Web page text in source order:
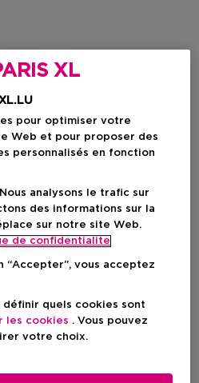
XL
pour optimiser votre
Web et pour proposer des
personnalisés en fonction
analysons le trafic sur
des informations sur la
sur notre site Web.
de confidentialite
“Accepter”, vous acceptez
définir quels cookies sont
les cookies . Vous pouvez
votre choix.